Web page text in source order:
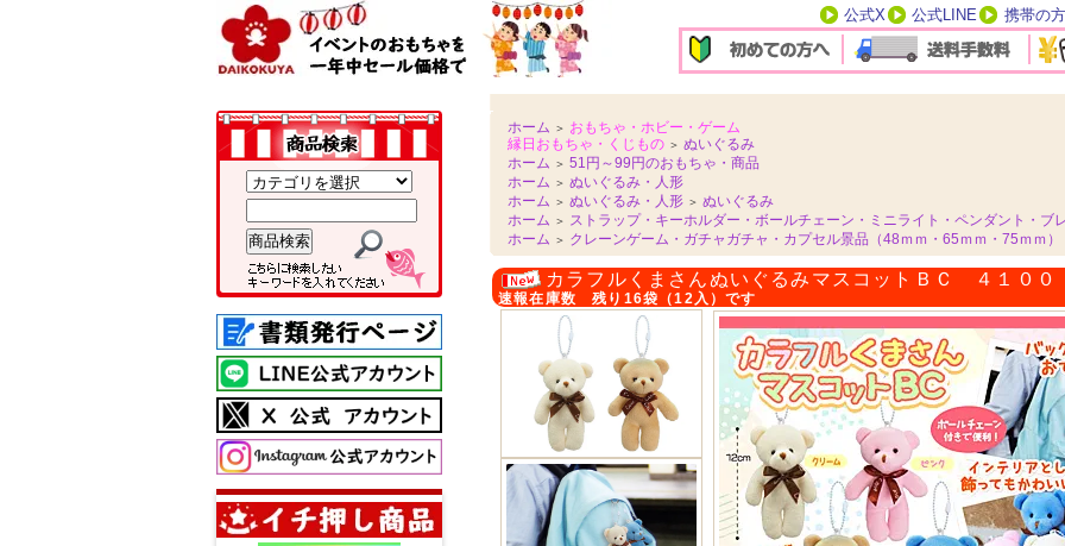
公式X 公式LINE 携帯の方
ホーム ＞ おもちゃ・ホビー・ゲーム
縁日おもちゃ・くじもの ＞ ぬいぐるみ
ホーム ＞ 51円～99円のおもちゃ・商品
ホーム ＞ ぬいぐるみ・人形
ホーム ＞ ぬいぐるみ・人形 ＞ ぬいぐるみ
ホーム ＞ ストラップ・キーホルダー・ボールチェーン・ミニライト・ペンダント・ブ
ホーム ＞ クレーンゲーム・ガチャガチャ・カプセル景品（48ｍｍ・65ｍｍ・75ｍｍ）
カラフルくまさんぬいぐるみマスコットＢＣ ４１００
速報在庫数 残り16袋（12入）です